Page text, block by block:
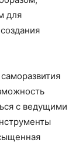
для
с ведущими